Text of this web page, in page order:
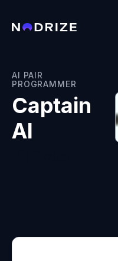
AI PAIR
PROGRAMMER
Captain
AI